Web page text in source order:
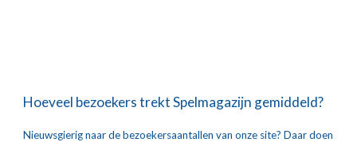
Hoeveel bezoekers trekt Spelmagazijn gemiddeld?
Nieuwsgierig naar de bezoekersaantallen van onze site? Daar doen